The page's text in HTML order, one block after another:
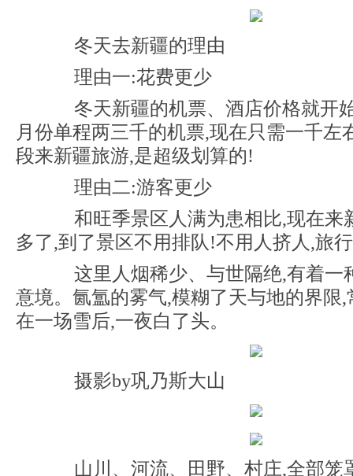
冬天去新疆的理由
理由一:花费更少
冬天新疆的机票、酒店价格就开
月份单程两三千的机票,现在只需一千左
段来新疆旅游,是超级划算的!
理由二:游客更少
和旺季景区人满为患相比,现在来
多了,到了景区不用排队!不用人挤人,旅
这里人烟稀少、与世隔绝,有着一
意境。氤氲的雾气,模糊了天与地的界限
在一场雪后,一夜白了头。
摄影by巩乃斯大山
山川、河流、田野、村庄,全部笼